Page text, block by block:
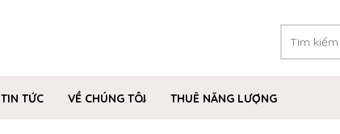
TIN TỨC VỀ CHÚNG TÔI
THUÊ NĂNG LƯỢNG